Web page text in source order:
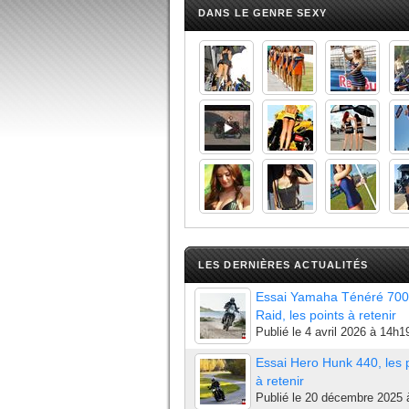
DANS LE GENRE SEXY
LES DERNIÈRES ACTUALITÉS
Essai Yamaha Ténéré
Raid, les points à retenir
Publié le 4 avril 2026 à
Essai Hero Hunk 440, les
à retenir
Publié le 20 décembre 2025